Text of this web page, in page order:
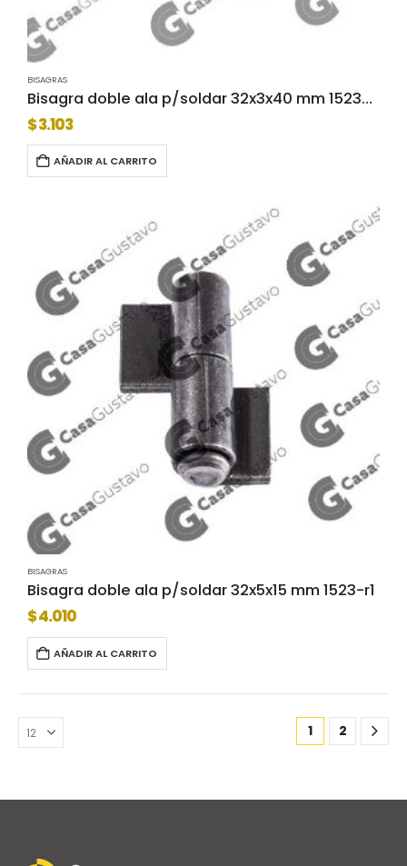
BISAGRAS
Bisagra doble ala p/soldar 32x3x40 mm 1523-l2
$3.103
AÑADIR AL CARRITO
BISAGRAS
Bisagra doble ala p/soldar 32x5x15 mm 1523-r1
$4.010
AÑADIR AL CARRITO
1 2